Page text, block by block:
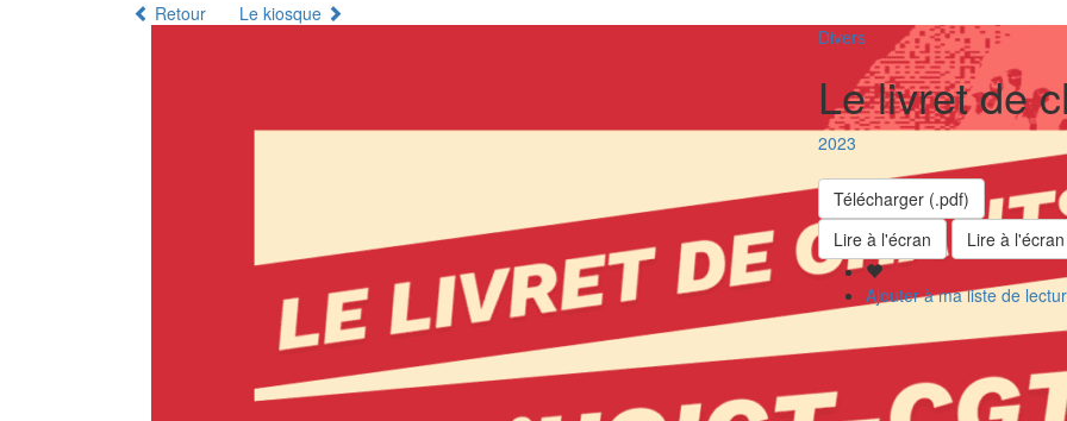
Retour
Le kiosque
Divers
Le livret de
2023
Télécharger (.pdf)
Lire à l'écran
Lire à l'écran
Ajouter à ma liste de